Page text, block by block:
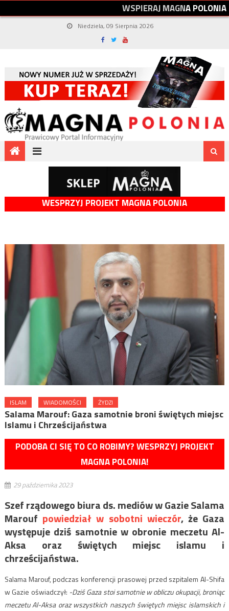
WSPIERAJMAGNAPOLONIA
Niedziela, 09 Sierpnia 2026
WESPRZYJ PROJEKT MAGNA POLONIA
ISLAM WIADOMOŚCI ŻYDZI
Salama Marouf: Gaza samotnie broni świętych miejsc
Islamu i Chrześcijaństwa
PODOBA CI SIĘ TO CO ROBIMY? WESPRZYJ PROJEKT
MAGNA POLONIA!
29 października 2023
Szef rządowego biura ds. mediów w Gazie Salama
Marouf powiedział w sobotni wieczór, że Gaza
występuje dziś samotnie w obronie meczetu Al-
Aksa oraz świętych miejsc islamu i
chrześcijaństwa.
Salama Marouf, podczas konferencji prasowej przed szpitalem Al-Shifa
w Gazie oświadczył: -Dziś Gaza stoi samotnie w obliczu okupacji, broniąc
meczetu Al-Aksa oraz wszystkich naszych świętych miejsc islamskich i